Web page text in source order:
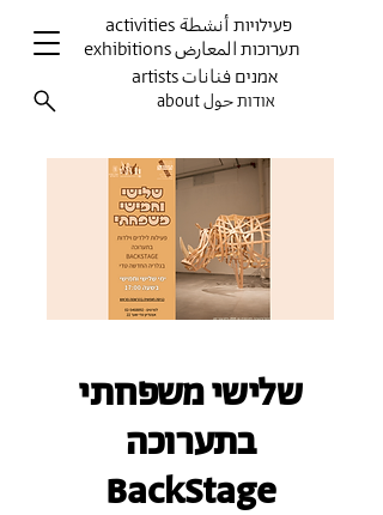
activities פעילויות أنشطة
exhibitions תערוכות المعارض
artists אמנים فنانات
about אודות حول
שלישי משפחתי
בתערוכה
BackStage